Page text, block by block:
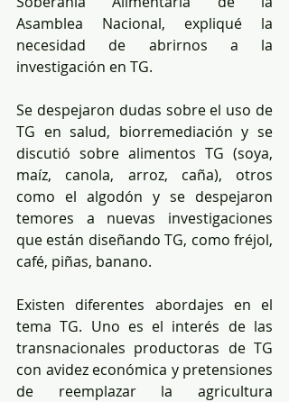
Asamblea Nacional, expliqué la
necesidad de abrirnos a la
investigación en TG.
Se despejaron dudas sobre el uso de
TG en salud, biorremediación y se
discutió sobre alimentos TG (soya,
maíz, canola, arroz, caña), otros
como el algodón y se despejaron
temores a nuevas investigaciones
que están diseñando TG, como fréjol,
café, piñas, banano.
Existen diferentes abordajes en el
tema TG. Uno es el interés de las
transnacionales productoras de TG
con avidez económica y pretensiones
de reemplazar la agricultura